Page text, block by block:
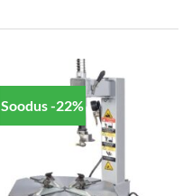
Soodus -22%